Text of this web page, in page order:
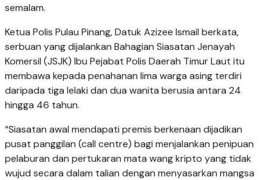
semalam.
Ketua Polis Pulau Pinang, Datuk Azizee Ismail berkata,
serbuan yang dijalankan Bahagian Siasatan Jenayah
Komersil (JSJK) Ibu Pejabat Polis Daerah Timur Laut itu
membawa kepada penahanan lima warga asing terdiri
daripada tiga lelaki dan dua wanita berusia antara 24
hingga 46 tahun.
“Siasatan awal mendapati premis berkenaan dijadikan
pusat panggilan (call centre) bagi menjalankan penipuan
pelaburan dan pertukaran mata wang kripto yang tidak
wujud secara dalam talian dengan menyasarkan mangsa